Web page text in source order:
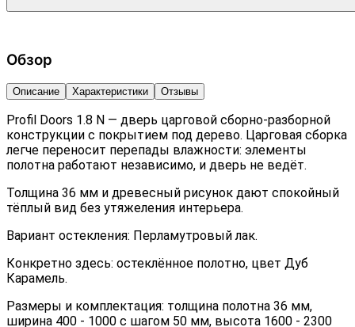
Обзор
Описание Характеристики Отзывы
Profil Doors 1.8 N — дверь царговой сборно-разборной
конструкции с покрытием под дерево. Царговая сборка
легче переносит перепады влажности: элементы
полотна работают независимо, и дверь не ведёт.
Толщина 36 мм и древесный рисунок дают спокойный
тёплый вид без утяжеления интерьера.
Вариант остекления: Перламутровый лак.
Конкретно здесь: остеклённое полотно, цвет Дуб
Карамель.
Размеры и комплектация: толщина полотна 36 мм,
ширина 400 - 1000 с шагом 50 мм, высота 1600 - 2300